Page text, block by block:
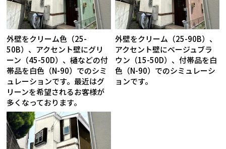
外壁をクリーム色（25-
50B）、アクセント壁にグリ
ーン（45-50D）、樋などの付
帯品を白色（N-90）でのシミ
ュレーションです。最近はグ
リーンを希望されるお客様が
多くなっております。
外壁をクリーム（25-90B）、
アクセント壁にベージュブラ
ウン（15-50D）、付帯品を白
色（N-90）でのシミュレーシ
ョンです。